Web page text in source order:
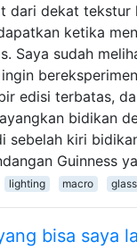
dari dekat tekstur
ketika
Saya sudah
edisi terbatas,
bidikan
sebelah kiri
Guinness
lighting macro glass
bisa saya